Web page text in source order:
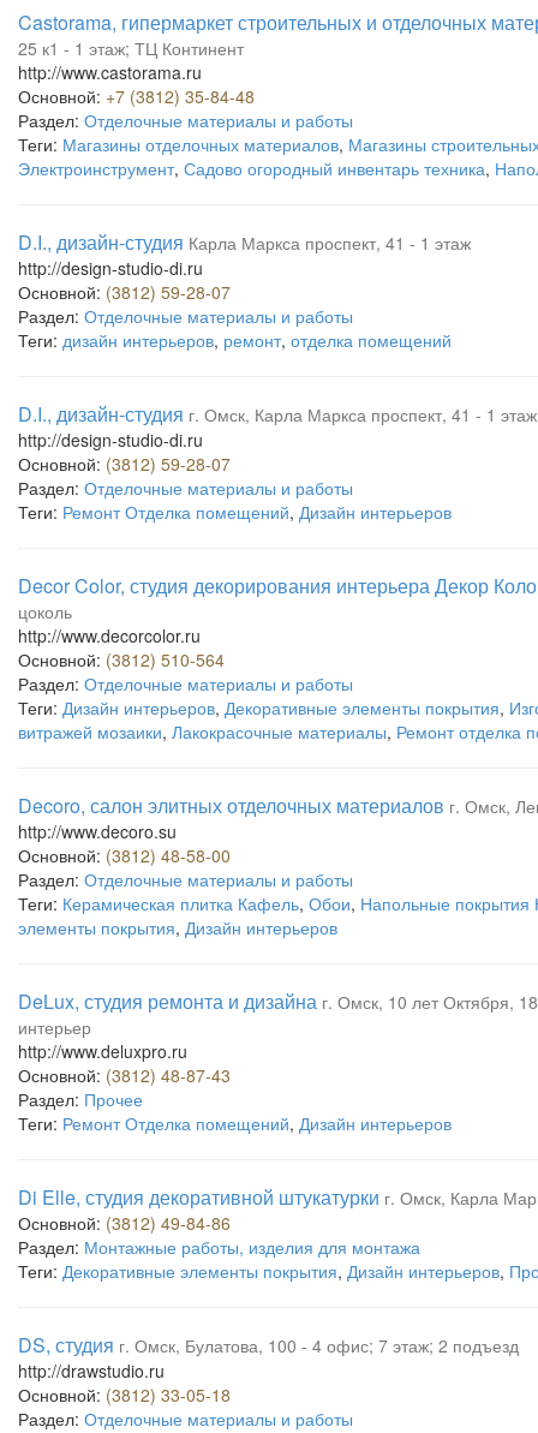
Castorama, гипермаркет строительных и отделочных
25 к1 - 1 этаж; ТЦ Континент
http://www.castorama.ru
Основной: +7 (3812) 35-84-48
Раздел: Отделочные материалы и работы
Теги: Магазины отделочных материалов, Магазины
Электроинструмент, Садово огородный инвентарь техника,
D.I., дизайн-студия Карла Маркса проспект, 41 - 1 этаж
http://design-studio-di.ru
Основной: (3812) 59-28-07
Раздел: Отделочные материалы и работы
Теги: дизайн интерьеров, ремонт, отделка помещений
D.I., дизайн-студия г. Омск, Карла Маркса проспект, 41 - 1 этаж
http://design-studio-di.ru
Основной: (3812) 59-28-07
Раздел: Отделочные материалы и работы
Теги: Ремонт Отделка помещений, Дизайн интерьеров
Decor Color, студия декорирования интерьера Декор
цоколь
http://www.decorcolor.ru
Основной: (3812) 510-564
Раздел: Отделочные материалы и работы
Теги: Дизайн интерьеров, Декоративные элементы покрытия,
витражей мозаики, Лакокрасочные материалы, Ремонт отделка
Decoro, салон элитных отделочных материалов г. Омск,
http://www.decoro.su
Основной: (3812) 48-58-00
Раздел: Отделочные материалы и работы
Теги: Керамическая плитка Кафель, Обои, Напольные
элементы покрытия, Дизайн интерьеров
DeLux, студия ремонта и дизайна г. Омск, 10 лет Октября,
интерьер
http://www.deluxpro.ru
Основной: (3812) 48-87-43
Раздел: Прочее
Теги: Ремонт Отделка помещений, Дизайн интерьеров
Di Elle, студия декоративной штукатурки г. Омск, Карла
Основной: (3812) 49-84-86
Раздел: Монтажные работы, изделия для монтажа
Теги: Декоративные элементы покрытия, Дизайн интерьеров,
DS, студия г. Омск, Булатова, 100 - 4 офис; 7 этаж; 2 подъезд
http://drawstudio.ru
Основной: (3812) 33-05-18
Раздел: Отделочные материалы и работы